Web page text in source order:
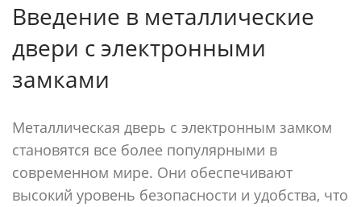
Введение в металлические
двери с электронными
замками
Металлическая дверь с электронным замком
становятся все более популярными в
современном мире. Они обеспечивают
высокий уровень безопасности и удобства, что